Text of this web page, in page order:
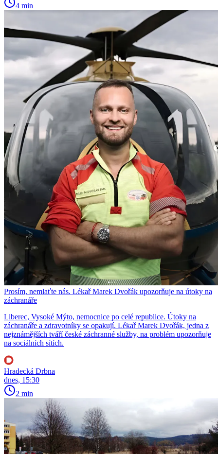
4 min
Prosím, nemlaťte nás. Lékař Marek Dvořák upozorňuje na útoky na
záchranáře
Liberec, Vysoké Mýto, nemocnice po celé republice. Útoky na
záchranáře a zdravotníky se opakují. Lékař Marek Dvořák, jedna z
nejznámějších tváří české záchranné služby, na problém upozorňuje
na sociálních sítích.
Hradecká Drbna
dnes, 15:30
2 min